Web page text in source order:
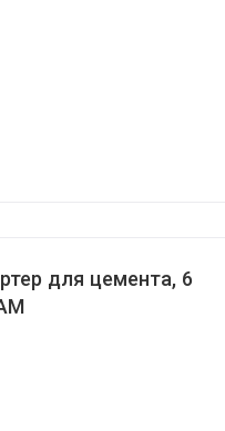
для цемента, 6